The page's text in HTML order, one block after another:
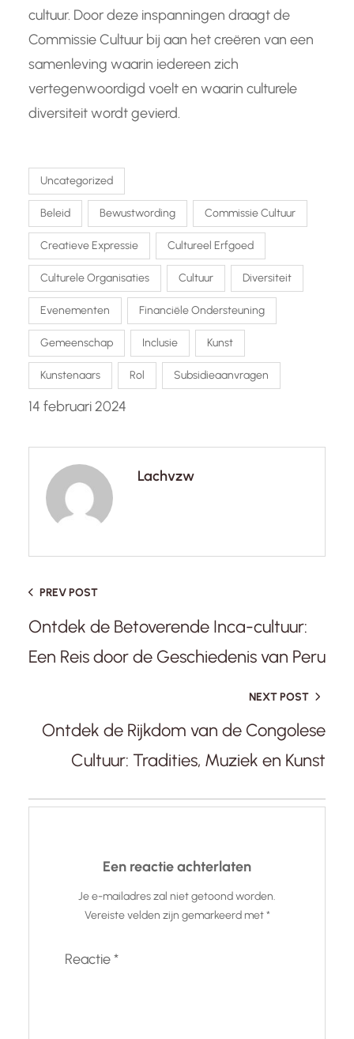
cultuur. Door deze inspanningen draagt de
Commissie Cultuur bij aan het creëren van een
samenleving waarin iedereen zich
vertegenwoordigd voelt en waarin culturele
diversiteit wordt gevierd.
Uncategorized
Beleid Bewustwording Commissie Cultuur
Creatieve Expressie Cultureel Erfgoed
Culturele Organisaties Cultuur Diversiteit
Evenementen Financiële Ondersteuning
Gemeenschap Inclusie Kunst
Kunstenaars Rol Subsidieaanvragen
14 februari 2024
Lachvzw
PREV POST
Ontdek de Betoverende Inca-cultuur:
Een Reis door de Geschiedenis van Peru
NEXT POST
Ontdek de Rijkdom van de Congolese
Cultuur: Tradities, Muziek en Kunst
Een reactie achterlaten
Je e-mailadres zal niet getoond worden.
Vereiste velden zijn gemarkeerd met*
Reactie*